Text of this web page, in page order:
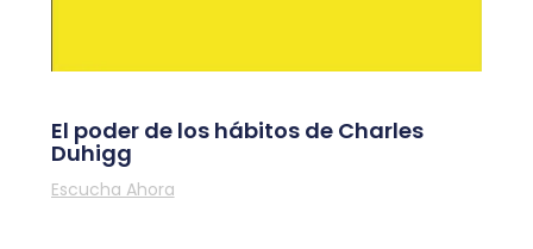
El poder de los hábitos de Charles
Duhigg
Escucha Ahora